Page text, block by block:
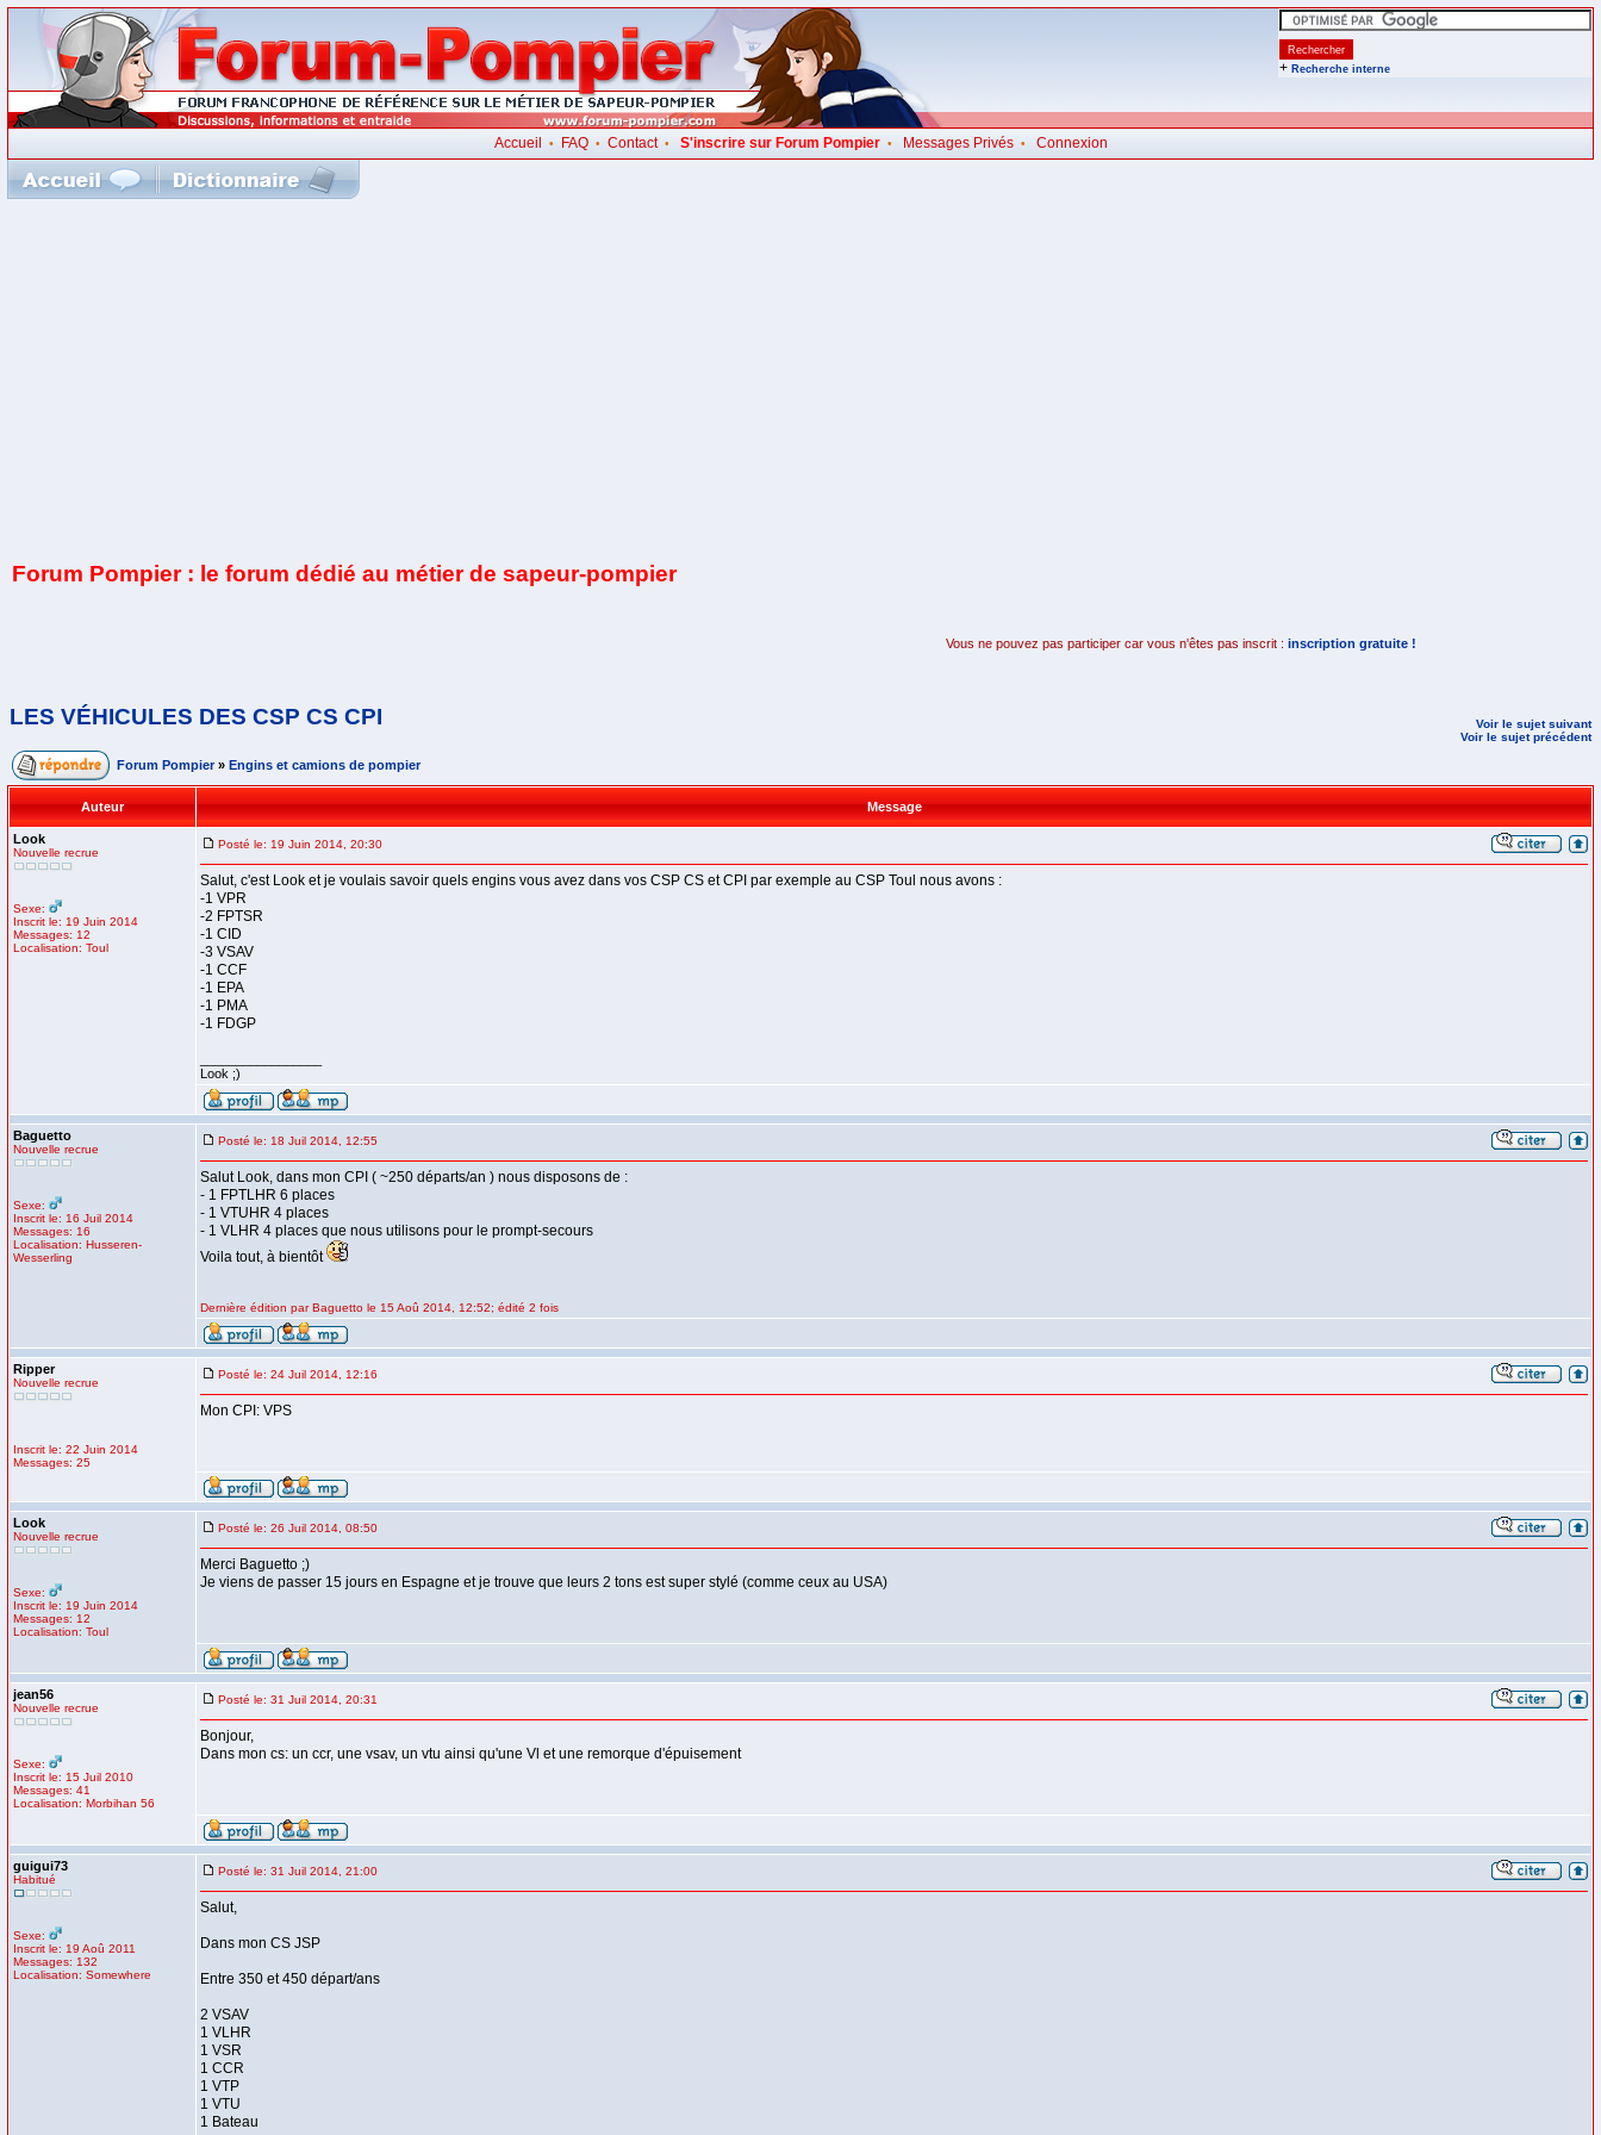
+ Recherche interne
Accueil • FAQ• Contact• S'inscrire sur Forum Pompier• Messages Privés• Connexion
Forum Pompier : le forum dédié au métier de sapeur-pompier
Vous ne pouvez pas participer car vous n'êtes pas inscrit : inscription gratuite !
LES VÉHICULES DES CSP CS CPI
Voir le sujet suivant
Voir le sujet précédent
Forum Pompier » Engins et camions de pompier
Auteur Message
Look
Nouvelle recrue
Sexe:
Inscrit le: 19 Juin 2014
Messages: 12
Localisation: Toul
Posté le: 19 Juin 2014, 20:30
Salut, c'est Look et je voulais savoir quels engins vous avez dans vos CSP CS et CPI par exemple au CSP Toul nous avons :
-1 VPR
-2 FPTSR
-1 CID
-3 VSAV
-1 CCF
-1 EPA
-1 PMA
-1 FDGP
Look ;)
Baguetto
Nouvelle recrue
Sexe:
Inscrit le: 16 Juil 2014
Messages: 16
Localisation: Husseren-
Wesserling
Posté le: 18 Juil 2014, 12:55
Salut Look, dans mon CPI ( ~250 départs/an ) nous disposons de :
- 1 FPTLHR 6 places
- 1 VTUHR 4 places
- 1 VLHR 4 places que nous utilisons pour le prompt-secours
Voila tout, à bientôt
Dernière édition par Baguetto le 15 Aoû 2014, 12:52; édité 2 fois
Ripper
Nouvelle recrue
Inscrit le: 22 Juin 2014
Messages: 25
Posté le: 24 Juil 2014, 12:16
Mon CPI: VPS
Look
Nouvelle recrue
Sexe:
Inscrit le: 19 Juin 2014
Messages: 12
Localisation: Toul
Posté le: 26 Juil 2014, 08:50
Merci Baguetto ;)
Je viens de passer 15 jours en Espagne et je trouve que leurs 2 tons est super stylé (comme ceux au USA)
jean56
Nouvelle recrue
Sexe:
Inscrit le: 15 Juil 2010
Messages: 41
Localisation: Morbihan 56
Posté le: 31 Juil 2014, 20:31
Bonjour,
Dans mon cs: un ccr, une vsav, un vtu ainsi qu'une Vl et une remorque d'épuisement
guigui73
Habitué
Sexe:
Inscrit le: 19 Aoû 2011
Messages: 132
Localisation: Somewhere
Posté le: 31 Juil 2014, 21:00
Salut,
Dans mon CS JSP
Entre 350 et 450 départ/ans
2 VSAV
1 VLHR
1 VSR
1 CCR
1 VTP
1 VTU
1 Bateau